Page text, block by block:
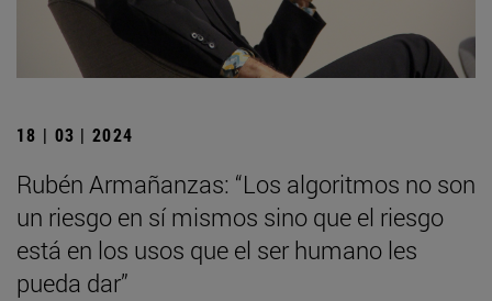
18 | 03 | 2024
Rubén Armañanzas: “Los algoritmos no son
un riesgo en sí mismos sino que el riesgo
está en los usos que el ser humano les
pueda dar”